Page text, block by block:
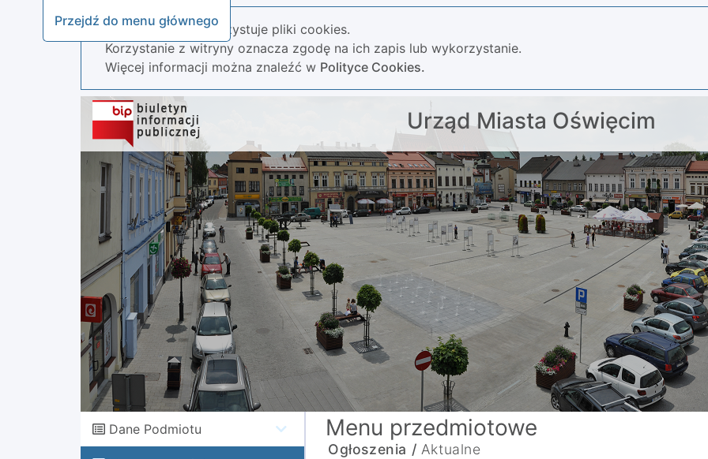
Przejdź do menu głównego
Nasza strona wykorzystuje pliki cookies.
Korzystanie z witryny oznacza zgodę na ich zapis lub wykorzystanie.
Więcej informacji można znaleźć w Polityce Cookies.
Urząd Miasta Oświęcim
Dane Podmiotu Menu przedmiotowe
Ogłoszenia / Aktualne